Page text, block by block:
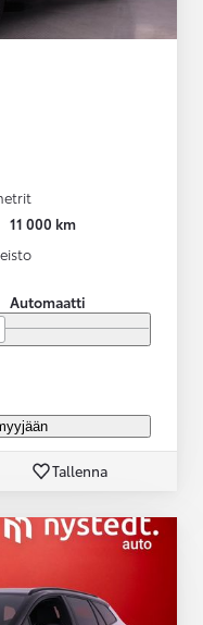
11 000 km
Automaatti
Tallenna